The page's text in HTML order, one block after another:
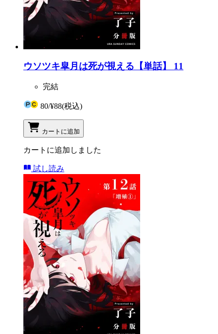
ウソツキ皐月は死が視える【単話】 11
完結
80/¥88(税込)
カートに追加
カートに追加しました
試し読み